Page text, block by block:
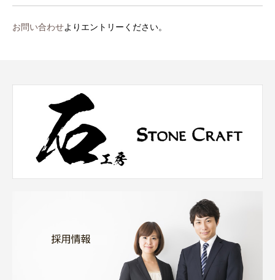
お問い合わせよりエントリーください。